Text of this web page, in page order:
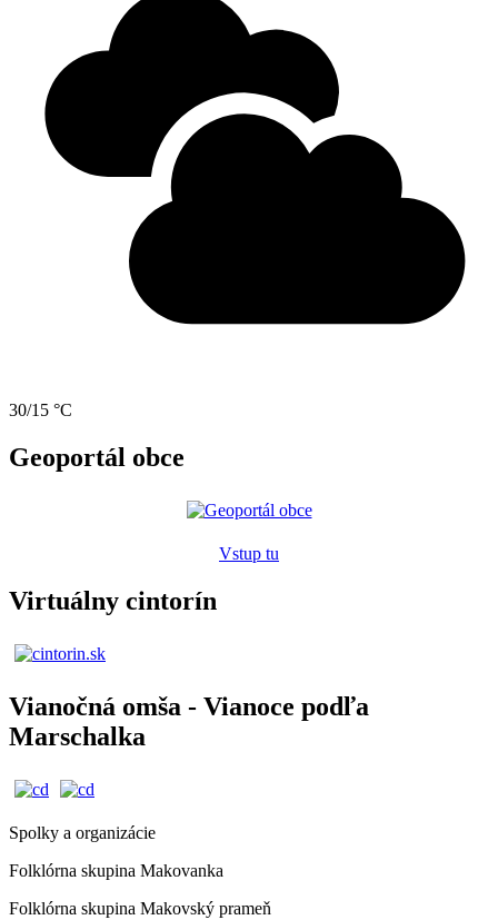
30/15 °C
Geoportál obce
Vstup tu
Virtuálny cintorín
Vianočná omša - Vianoce podľa
Marschalka
Spolky a organizácie
Folklórna skupina Makovanka
Folklórna skupina Makovský prameň